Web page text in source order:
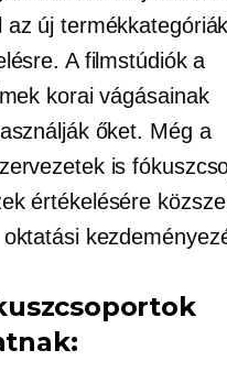
az új
A filmstúdiók a
korai vágásainak
őket. Még a
is
értékelésére